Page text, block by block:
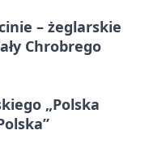
– żeglarskie
Chrobrego
„Polska